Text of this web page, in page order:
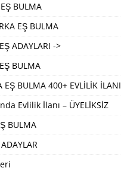
BULMA
EŞ BULMA
ADAYLARI ->
BULMA
EŞ BULMA 400+ EVLİLİK İLANI
Evlilik İlanı – ÜYELİKSİZ
BULMA